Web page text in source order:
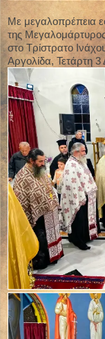
Με μεγαλοπρέπεια
της
στο Τρίστρατο
Αργολίδα, Τετάρτη 3